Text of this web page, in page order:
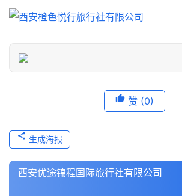
旅
游
息
导
游
赞 (0)
生成海报
西安优途锦程国际旅行社有限公司